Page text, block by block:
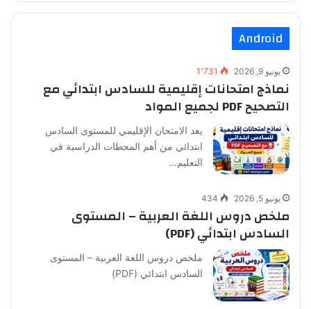
Android
يونيو 9, 2026 1٬731
نماذج امتحانات إقليمية للسادس ابتدائي مع
التصحيح PDF لجميع المواد
يعد الامتحان الإقليمي للمستوى السادس
ابتدائي من أهم المحطات الدراسية في
التعليم…
يونيو 5, 2026 434
ملخص دروس اللغة العربية – المستوى
السادس ابتدائي (PDF)
ملخص دروس اللغة العربية – المستوى
السادس ابتدائي (PDF)